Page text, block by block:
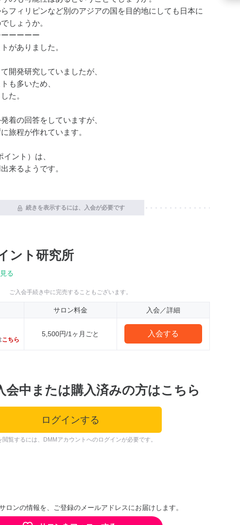
フィリピンなど別のアジアの国を目的地にしても日本に
しょうか。
ーーーー
がありました。
開発研究していましたが、
も多いため、
た。
着の回答をしていますが、
旅程が作れています。
ント）は、
来るようです。
続きを表示するには、入会が必要です
ント研究所
る
ご入会手続き中に完売することもございます。
サロン料金 入会／詳細
こちら
5,500円/1ヶ月ごと 入会する
会中または購入済みの方はこちら
ログインする
閲覧するには、DMMアカウントへのログインが必要です。
ロンの情報を、ご登録のメールアドレスにお届けします。